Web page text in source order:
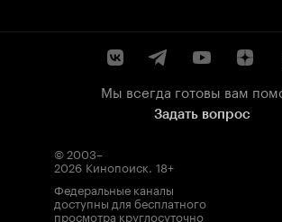
Мы всегда готовы вам
Задать вопрос
© 2003–
2026 Кинопоиск. 18+
Федеральные каналы
доступны для бесплатного
просмотра круглосуточно